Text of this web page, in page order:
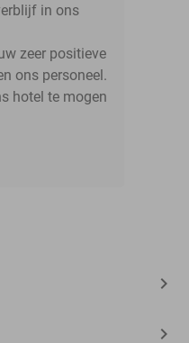
in ons
zeer positieve
ons personeel.
hotel te mogen